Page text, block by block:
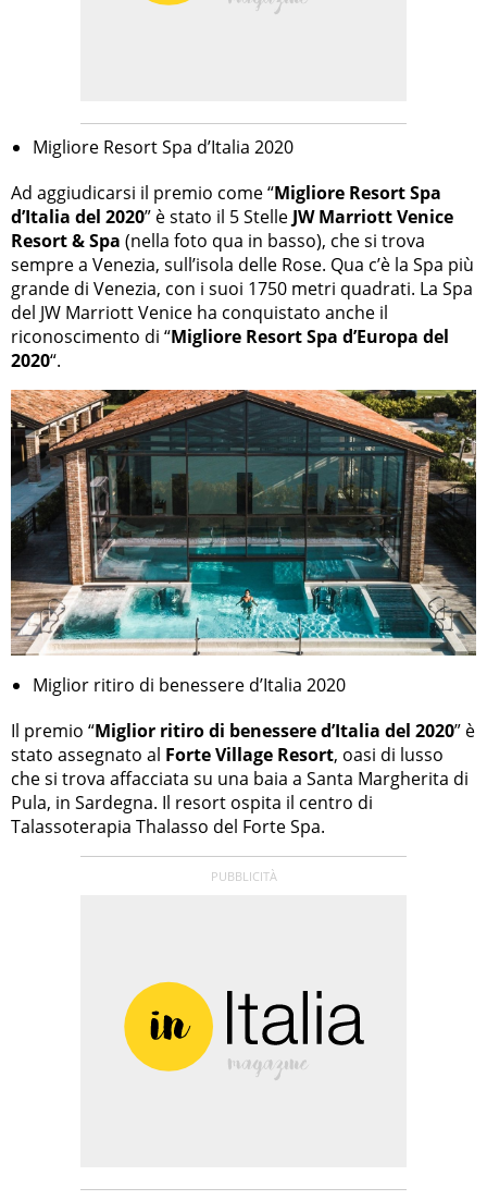
Migliore Resort Spa d’Italia 2020
Ad aggiudicarsi il premio come “Migliore Resort Spa
d’Italia del 2020” è stato il 5 Stelle JW Marriott Venice
Resort & Spa (nella foto qua in basso), che si trova
sempre a Venezia, sull’isola delle Rose. Qua c’è la Spa più
grande di Venezia, con i suoi 1750 metri quadrati. La Spa
del JW Marriott Venice ha conquistato anche il
riconoscimento di “Migliore Resort Spa d’Europa del
2020“.
Miglior ritiro di benessere d’Italia 2020
Il premio “Miglior ritiro di benessere d’Italia del 2020” è
stato assegnato al Forte Village Resort, oasi di lusso
che si trova affacciata su una baia a Santa Margherita di
Pula, in Sardegna. Il resort ospita il centro di
Talassoterapia Thalasso del Forte Spa.